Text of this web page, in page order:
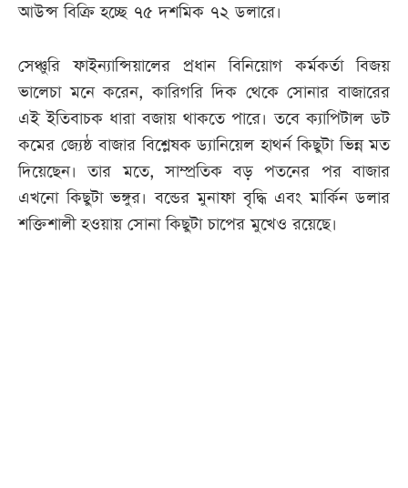
আউন্স বিক্রি হচ্ছে ৭৫ দশমিক ৭২ ডলারে।
সেঞ্চুরি ফাইন্যান্সিয়ালের প্রধান বিনিয়োগ কর্মকর্তা বিজয়
ভালেচা মনে করেন, কারিগরি দিক থেকে সোনার বাজারের
এই ইতিবাচক ধারা বজায় থাকতে পারে। তবে ক্যাপিটাল ডট
কমের জ্যেষ্ঠ বাজার বিশ্লেষক ড্যানিয়েল হাথর্ন কিছুটা ভিন্ন মত
দিয়েছেন। তার মতে, সাম্প্রতিক বড় পতনের পর বাজার
এখনো কিছুটা ভঙ্গুর। বন্ডের মুনাফা বৃদ্ধি এবং মার্কিন ডলার
শক্তিশালী হওয়ায় সোনা কিছুটা চাপের মুখেও রয়েছে।